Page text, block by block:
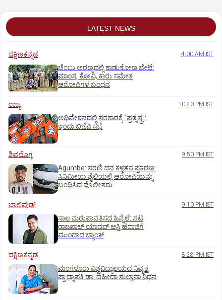
LATEST NEWS
ದಕ್ಷಿಣಕನ್ನಡ 4:00 AM IST
ಚೆಂಬು ಅರಣ್ಯದಲ್ಲಿ ಕಾಡುಕೋಣ ಬೇಟೆ:
ಮಾಂಸ, ಕೋವಿ, ಕಾರು ಸಮೇತ
ಆರೋಪಿಗಳ ಬಂಧನ
ರಾಜ್ಯ 10:20 PM IST
ಅಧಿವೇಶನದಲ್ಲಿ ಸರಕಾರಕ್ಕೆ "ಪ್ರತ್ಯಸ್ತ್ರ':
ಇಂದು ಬಿಜೆಪಿ ಸಭೆ
ಶಿವಮೊಗ್ಗ 9:50 PM IST
Agumbe: ಸರಣಿ ದನ ಕಳ್ಳತನ ಪ್ರಕರಣ:
ಸಿನಿಮೀಯ ಶೈಲಿಯಲ್ಲಿ ಆರೋಪಿಯನ್ನು
ಬಂಧಿಸಿದ ಪೊಲೀಸರು
ಬಾಲಿವುಡ್‌ 9:10 PM IST
ಸಾಲ ಮರುಪಾವತಿಸದ ಹಿನ್ನೆಲೆ: ನಟ
ರಾಜಪಾಲ್ ಯಾದವ್‌ ಆಸ್ತಿ ಹರಾಜಿಗೆ
ಮುಂದಾದ ಬ್ಯಾಂಕ್
ದಕ್ಷಿಣಕನ್ನಡ 8:28 PM IST
ಮಂಗಳೂರು ವಿಶ್ವವಿದ್ಯಾಲಯದ ನಿವೃತ್ತ
ಪ್ರಾಧ್ಯಾಪಕಿ ಡಾ. ವಹೀದಾ ಸುಲ್ತಾನಾ ನಿಧನ